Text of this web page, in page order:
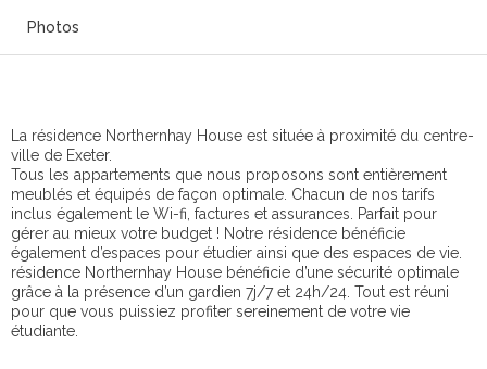
Photos
La résidence Northernhay House est située à proximité du centre-
ville de Exeter.
Tous les appartements que nous proposons sont entièrement
meublés et équipés de façon optimale. Chacun de nos tarifs
inclus également le Wi-fi, factures et assurances. Parfait pour
gérer au mieux votre budget ! Notre résidence bénéficie
également d’espaces pour étudier ainsi que des espaces de vie.
résidence Northernhay House bénéficie d’une sécurité optimale
grâce à la présence d’un gardien 7j/7 et 24h/24. Tout est réuni
pour que vous puissiez profiter sereinement de votre vie
étudiante.